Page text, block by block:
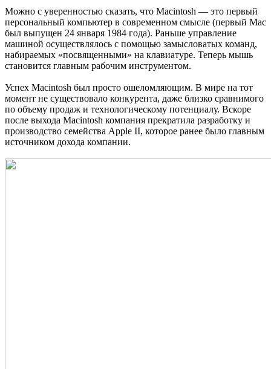
Можно с уверенностью сказать, что Macintosh — это первый
персональный компьютер в современном смысле (первый Mac
был выпущен 24 января 1984 года). Раньше управление
машиной осуществлялось с помощью замысловатых команд,
набираемых «посвященными» на клавиатуре. Теперь мышь
становится главным рабочим инструментом.
Успех Macintosh был просто ошеломляющим. В мире на тот
момент не существовало конкурента, даже близко сравнимого
по объему продаж и технологическому потенциалу. Вскоре
после выхода Macintosh компания прекратила разработку и
производство семейства Apple II, которое ранее было главным
источником дохода компании.